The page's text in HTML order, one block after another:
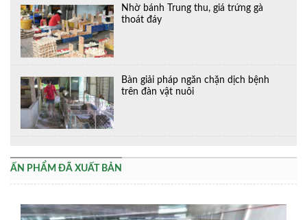
Nhờ bánh Trung thu, giá trứng gà
thoát đáy
Bàn giải pháp ngăn chặn dịch bệnh
trên đàn vật nuôi
ẤN PHẨM ĐÃ XUẤT BẢN